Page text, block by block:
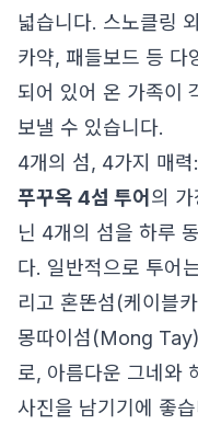
넓습니다. 스노클링
카약, 패들보드 등 다
되어 있어 온 가족이
보낼 수 있습니다.
4개의 섬, 4가지 매
푸꾸옥 4섬 투어 의
닌 4개의 섬을 하루
다. 일반적으로 투어
리고 혼똔섬(케이블
몽따이섬(Mong
로, 아름다운 그네와
사진을 남기기에 좋